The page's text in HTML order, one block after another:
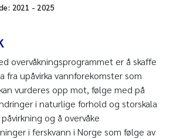
2021 - 2025
overvåkningsprogrammet er å skaffe
fra upåvirka vannforekomster som
vurderes opp mot, følge med på
i naturlige forhold og storskala
og å overvåke
i ferskvann i Norge som følge av